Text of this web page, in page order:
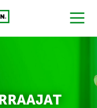
MENU